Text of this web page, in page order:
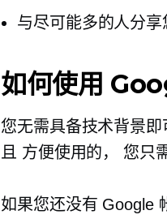
与尽可能多的人分
如何使用
您无需具备技术背景
且 方便使用的， 您只
如果您还没有 Google